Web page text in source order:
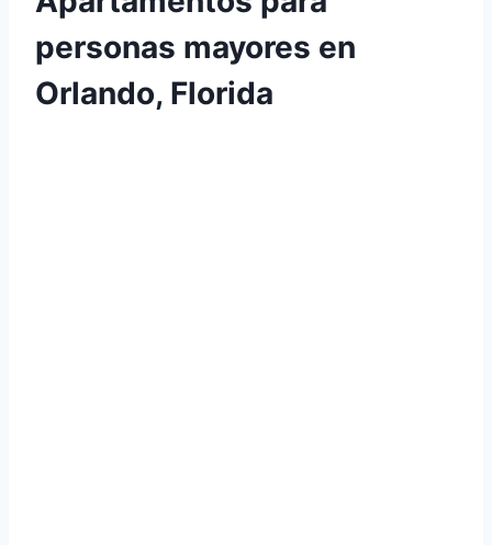
personas mayores en
Orlando, Florida